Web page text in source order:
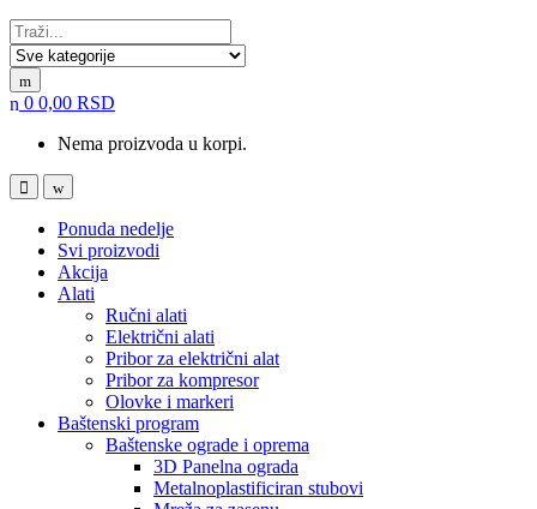
Search for:
0 0,00 RSD
Nema proizvoda u korpi.
Ponuda nedelje
Svi proizvodi
Akcija
Alati
Ručni alati
Električni alati
Pribor za električni alat
Pribor za kompresor
Olovke i markeri
Baštenski program
Baštenske ograde i oprema
3D Panelna ograda
Metalnoplastificiran stubovi